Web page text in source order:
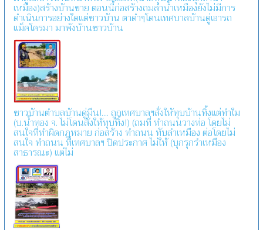
เหมือง)สร้างบ้านขาย ตอนนี้ก่อสร้างถมลำน้ำเหมืองยังไม่มีการ
ดำเนินการอย่างใดแต่ชาวบ้าน ตาดำๆโดนเทศบาลบ้านดู่เอารถ
แม็คโครมา มาพังบ้านชาวบ้าน
ชาวบ้านตำบลบ้านดู่มึน!.... ถูกเทศบาลฯสั่งให้ทุบบ้านทิ้งแต่ทำใม
(บ.น้ำทอง จ. ไม่โดนสั่งให้ทุบทิ้ง!) (ถมที่ ทำถนนวางท่อ โดยไม่
สนใจที่ทำผิดกฎหมาย ก่อสร้าง ทำถนน ทับลำเหมือง ต่อโดยไม่
สนใจ ทำถนน ที่เทศบาลฯ ปิดประกาศ ไม่ให้ (บุกรุกรำเหมือง
สาธารณะ) แต่ไม่